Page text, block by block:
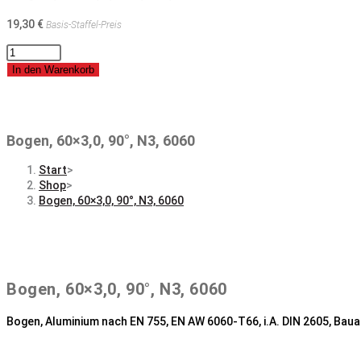
19,30 € Basis-Staffel-Preis
Bogen,
60x3,0,
Menge
In den Warenkorb
Bogen, 60×3,0, 90°, N3, 6060
Start>
Shop>
Bogen, 60×3,0, 90°, N3, 6060
Bogen, 60×3,0, 90°, N3, 6060
Bogen, Aluminium nach EN 755, EN AW 6060-T66, i.A. DIN 2605,